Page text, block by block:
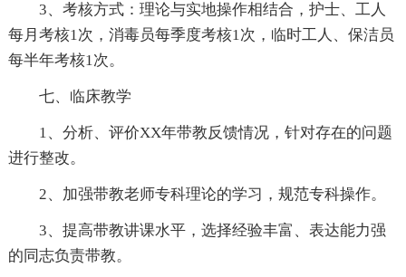
3、考核方式：理论与实地操作相结合，护士、工人
每月考核1次，消毒员每季度考核1次，临时工人、保洁员
每半年考核1次。
七、临床教学
1、分析、评价XX年带教反馈情况，针对存在的问题
进行整改。
2、加强带教老师专科理论的学习，规范专科操作。
3、提高带教讲课水平，选择经验丰富、表达能力强
的同志负责带教。